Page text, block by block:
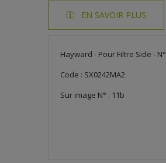
EN SAVOIR PLUS
Hayward - Pour Filtre Side -
Code : SX0242MA2
Sur image N° : 11b